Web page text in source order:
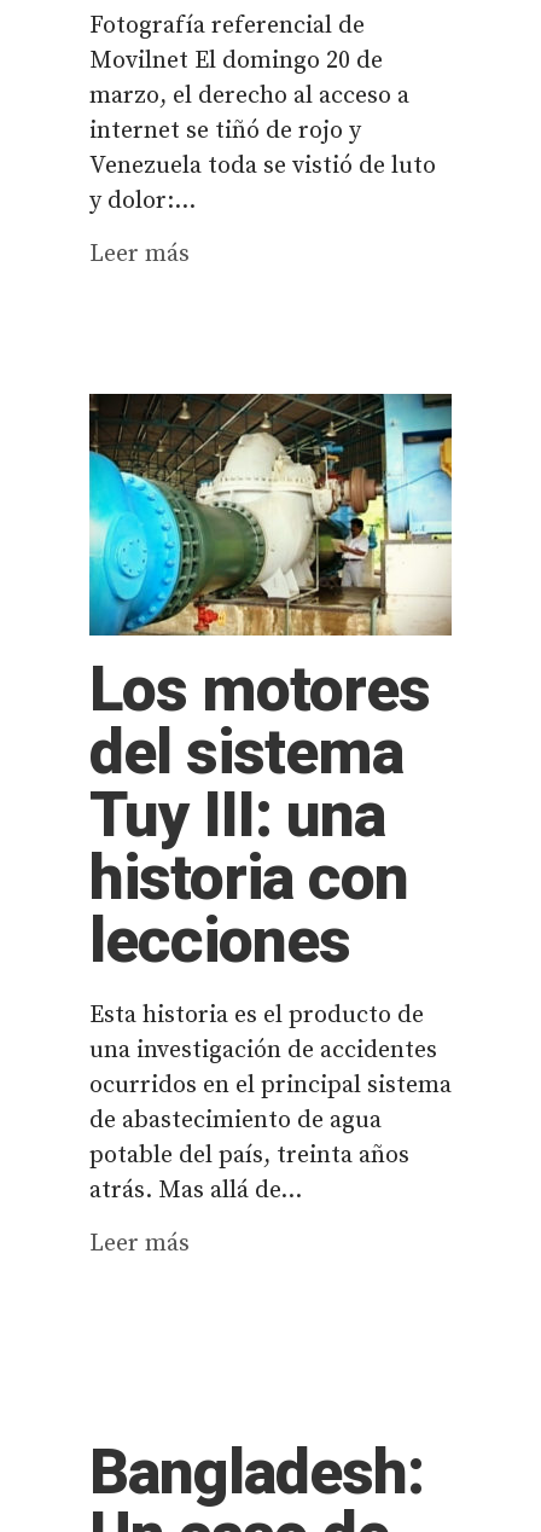
Fotografía referencial de
Movilnet El domingo 20 de
marzo, el derecho al acceso a
internet se tiñó de rojo y
Venezuela toda se vistió de luto
y dolor:...
Leer más
Los motores
del sistema
Tuy III: una
historia con
lecciones
Esta historia es el producto de
una investigación de accidentes
ocurridos en el principal sistema
de abastecimiento de agua
potable del país, treinta años
atrás. Mas allá de...
Leer más
Bangladesh: